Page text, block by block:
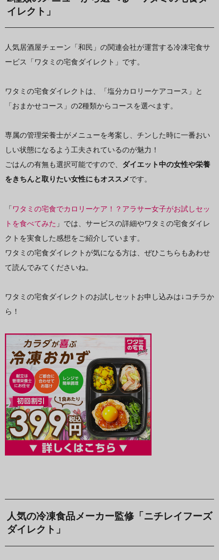
イレクト」
人気居酒屋チェーン「和民」の関連会社が運営する冷凍宅食サ
ービス「ワタミの宅食ダイレクト」です。
ワタミの宅食ダイレクトは、「塩分カロリーケアコース」と
「おまかせコース」の2種類からコースを選べます。
専属の管理栄養士がメニューを考案し、チンした時に一番おい
しい状態になるよう工夫されているのが魅力！
ごはんの有無も選択可能ですので、 ダイエット中の女性や栄養
をきちんと取りたい女性にもオススメです。
「ワタミの宅食でカロリーケア！？アラサー女子がお試しセッ
トを食べてみた 」では、サービスの詳細やワタミの宅食ダイレ
クトを実食した感想をご紹介しています。
ワタミの宅食ダイレクトが気になる方は、ぜひこちらもあわせ
て読んでみてくださいね。
ワタミの宅食ダイレクトのお試しセットお申し込みは↓コチラか
ら！
人気の冷凍食品メーカー監修「ニチレイフーズ
ダイレクト」